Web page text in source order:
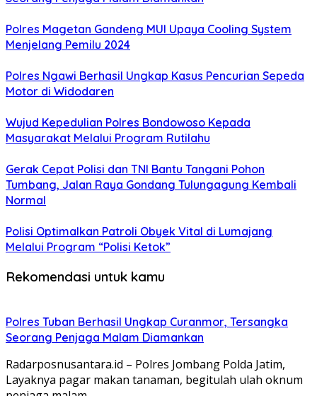
Polres Magetan Gandeng MUI Upaya Cooling System
Menjelang Pemilu 2024
Polres Ngawi Berhasil Ungkap Kasus Pencurian Sepeda
Motor di Widodaren
Wujud Kepedulian Polres Bondowoso Kepada
Masyarakat Melalui Program Rutilahu
Gerak Cepat Polisi dan TNI Bantu Tangani Pohon
Tumbang, Jalan Raya Gondang Tulungagung Kembali
Normal
Polisi Optimalkan Patroli Obyek Vital di Lumajang
Melalui Program “Polisi Ketok”
Rekomendasi untuk kamu
Polres Tuban Berhasil Ungkap Curanmor, Tersangka
Seorang Penjaga Malam Diamankan
Radarposnusantara.id – Polres Jombang Polda Jatim,
Layaknya pagar makan tanaman, begitulah ulah oknum